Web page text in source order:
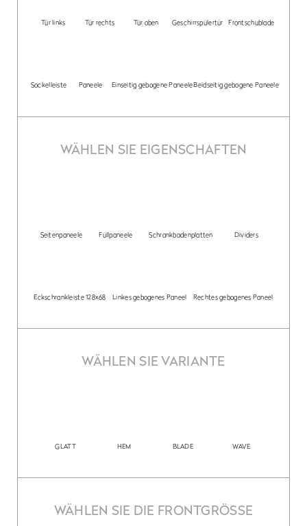
Tür links Tür rechts Tür oben Geschirrspülertür Frontschublade
Sockelleiste Paneele Einseitig gebogene PaneeleBeidseitig gebogene Paneele
WÄHLEN SIE EIGENSCHAFTEN
Seitenpaneele Füllpaneele Schrankbodenplatten Dividers
Eckschrankleiste 128x68 Linkes gebogenes Paneel Rechtes gebogenes Paneel
WÄHLEN SIE VARIANTE
GLATT HEM BLADE WAVE
WÄHLEN SIE DIE FRONTGRÖSSE